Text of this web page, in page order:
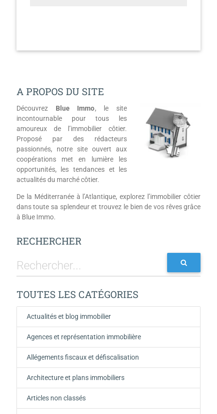
A PROPOS DU SITE
Découvrez Blue Immo, le site
incontournable pour tous les
amoureux de l’immobilier côtier.
Proposé par des rédacteurs
passionnés, notre site ouvert aux
coopérations met en lumière les
opportunités, les tendances et les
actualités du marché côtier.
De la Méditerranée à l’Atlantique, explorez l’immobilier côtier
dans toute sa splendeur et trouvez le bien de vos rêves grâce
à Blue Immo.
RECHERCHER
TOUTES LES CATÉGORIES
Actualités et blog immobilier
Agences et représentation immobilière
Allégements fiscaux et défiscalisation
Architecture et plans immobiliers
Articles non classés